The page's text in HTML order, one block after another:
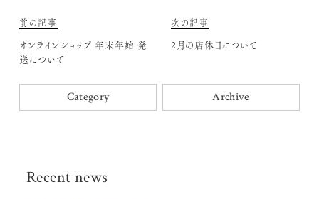
前の記事
オンラインショップ 年末年始 発
送について
次の記事
2月の店休日について
Category Archive
Recent news